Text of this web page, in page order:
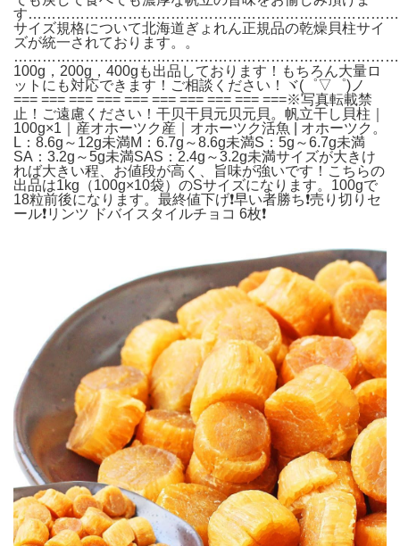
す
サイズ規格について北海道ぎょれん正規品の乾燥貝柱サイ
ズが統一されております。。
100g，200g，400gも出品しております！もちろん大量ロ
ットにも対応できます！ご相談ください！ヾ(゜▽゜)ノ
=== === === === === === === === === ===※写真転載禁
止！ご遠慮ください！干贝干貝元贝元貝。帆立干し貝柱｜
100g×1｜産オホーツク産｜オホーツク活魚 | オホーツク。
L：8.6g～12g未満M：6.7g～8.6g未満S：5g～6.7g未満
SA：3.2g～5g未満SAS：2.4g～3.2g未満サイズが大きけ
れば大きい程、お値段が高く、旨味が強いです！こちらの
出品は1kg（100g×10袋）のSサイズになります。100gで
18粒前後になります。最終値下げ❗️早い者勝ち❗️売り切りセ
ール❗️リンツ ドバイスタイルチョコ 6枚❗️